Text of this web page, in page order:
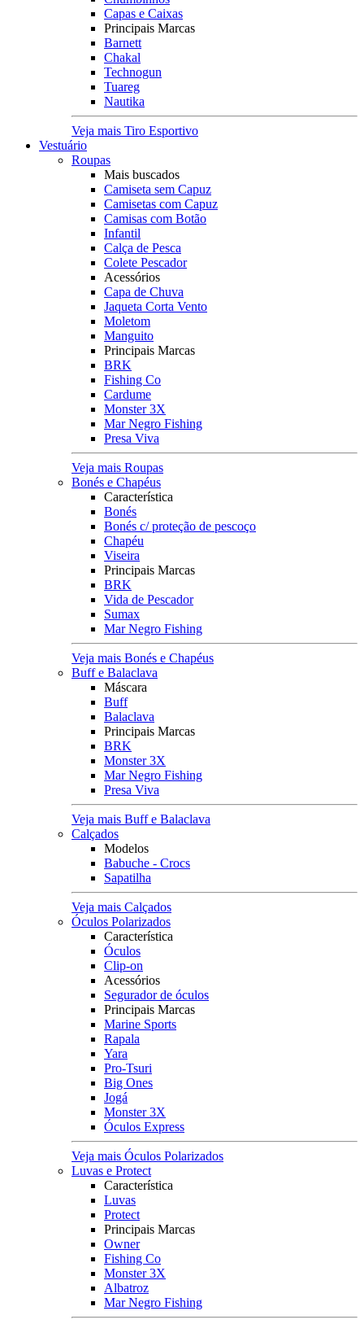
Capas e Caixas
Principais Marcas
Barnett
Chakal
Technogun
Tuareg
Nautika
Veja mais Tiro Esportivo
Vestuário
Roupas
Mais buscados
Camiseta sem Capuz
Camisetas com Capuz
Camisas com Botão
Infantil
Calça de Pesca
Colete Pescador
Acessórios
Capa de Chuva
Jaqueta Corta Vento
Moletom
Manguito
Principais Marcas
BRK
Fishing Co
Cardume
Monster 3X
Mar Negro Fishing
Presa Viva
Veja mais Roupas
Bonés e Chapéus
Característica
Bonés
Bonés c/ proteção de pescoço
Chapéu
Viseira
Principais Marcas
BRK
Vida de Pescador
Sumax
Mar Negro Fishing
Veja mais Bonés e Chapéus
Buff e Balaclava
Máscara
Buff
Balaclava
Principais Marcas
BRK
Monster 3X
Mar Negro Fishing
Presa Viva
Veja mais Buff e Balaclava
Calçados
Modelos
Babuche - Crocs
Sapatilha
Veja mais Calçados
Óculos Polarizados
Característica
Óculos
Clip-on
Acessórios
Segurador de óculos
Principais Marcas
Marine Sports
Rapala
Yara
Pro-Tsuri
Big Ones
Jogá
Monster 3X
Óculos Express
Veja mais Óculos Polarizados
Luvas e Protect
Característica
Luvas
Protect
Principais Marcas
Owner
Fishing Co
Monster 3X
Albatroz
Mar Negro Fishing